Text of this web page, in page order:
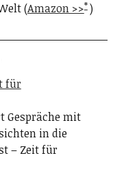
(Amazon >> )
mit
in die
– Zeit für